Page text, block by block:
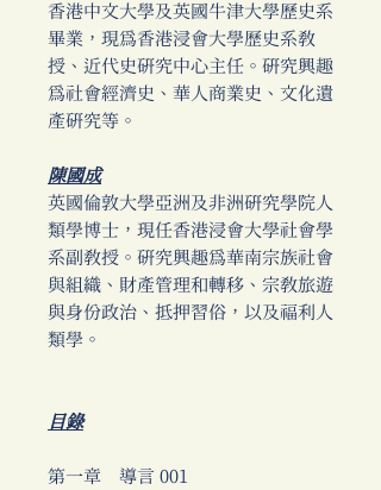
香港中文大學及英國牛津大學歷史系
畢業，現為香港浸會大學歷史系教
授、近代史研究中心主任。研究興趣
為社會經濟史、華人商業史、文化遺
產研究等。
陳國成
英國倫敦大學亞洲及非洲研究學院人
類學博士，現任香港浸會大學社會學
系副教授。研究興趣為華南宗族社會
與組織、財產管理和轉移、宗教旅遊
與身份政治、抵押習俗，以及福利人
類學。
目錄
第一章 導言 001